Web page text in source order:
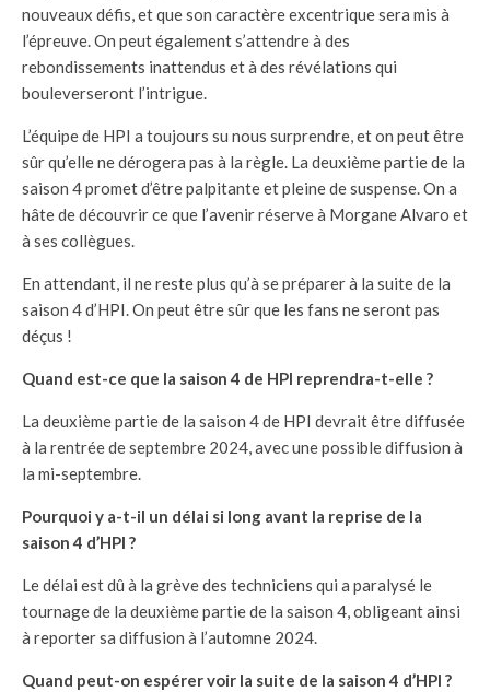
nouveaux défis, et que son caractère excentrique sera mis à
l’épreuve. On peut également s’attendre à des
rebondissements inattendus et à des révélations qui
bouleverseront l’intrigue.
L’équipe de HPI a toujours su nous surprendre, et on peut être
sûr qu’elle ne dérogera pas à la règle. La deuxième partie de la
saison 4 promet d’être palpitante et pleine de suspense. On a
hâte de découvrir ce que l’avenir réserve à Morgane Alvaro et
à ses collègues.
En attendant, il ne reste plus qu’à se préparer à la suite de la
saison 4 d’HPI. On peut être sûr que les fans ne seront pas
déçus !
Quand est-ce que la saison 4 de HPI reprendra-t-elle ?
La deuxième partie de la saison 4 de HPI devrait être diffusée
à la rentrée de septembre 2024, avec une possible diffusion à
la mi-septembre.
Pourquoi y a-t-il un délai si long avant la reprise de la
saison 4 d’HPI ?
Le délai est dû à la grève des techniciens qui a paralysé le
tournage de la deuxième partie de la saison 4, obligeant ainsi
à reporter sa diffusion à l’automne 2024.
Quand peut-on espérer voir la suite de la saison 4 d’HPI ?